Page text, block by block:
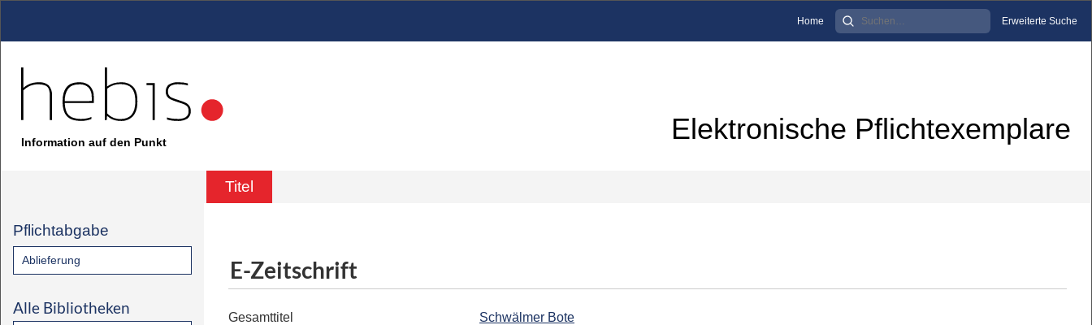
Home Erweiterte Suche
Information auf den Punkt Elektronische Pflichtexemplare
Titel
Pflichtabgabe
Ablieferung
Alle Bibliotheken
E-Zeitschrift
Gesamttitel Schwälmer Bote